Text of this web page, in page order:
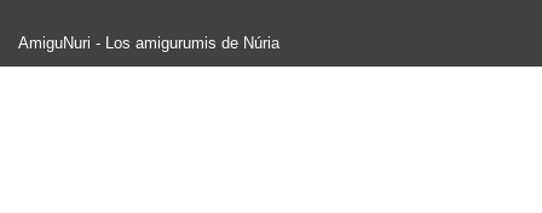
AmiguNuri - Los amigurumis de Núria